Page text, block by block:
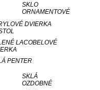
SKLO
ORNAMENTOVÉ
DVIERKA
LACOBELOVÉ
PENTER
SKLÁ
OZDOBNÉ